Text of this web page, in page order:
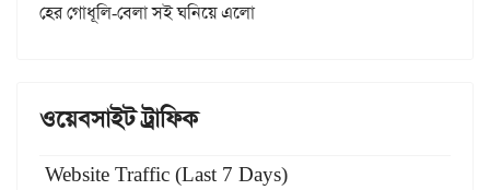
হের গোধূলি-বেলা সই ঘনিয়ে এলো
ওয়েবসাইট ট্রাফিক
Website Traffic (Last 7 Days)